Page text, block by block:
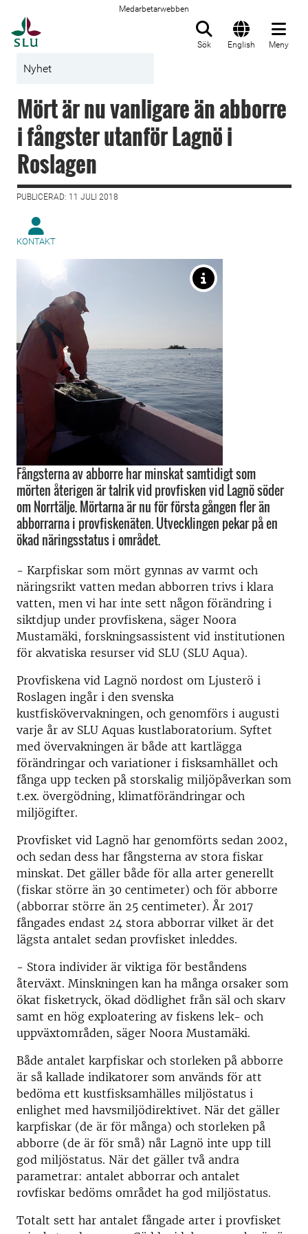
Medarbetarwebben
Sök English Meny
Nyhet
Mört är nu vanligare än abborre
i fångster utanför Lagnö i
Roslagen
PUBLICERAD: 11 JULI 2018
KONTAKT
Fångsterna av abborre har minskat samtidigt som
mörten återigen är talrik vid provfisken vid Lagnö söder
om Norrtälje. Mörtarna är nu för första gången fler än
abborrarna i provfiskenäten. Utvecklingen pekar på en
ökad näringsstatus i området.
- Karpfiskar som mört gynnas av varmt och
näringsrikt vatten medan abborren trivs i klara
vatten, men vi har inte sett någon förändring i
siktdjup under provfiskena, säger Noora
Mustamäki, forskningsassistent vid institutionen
för akvatiska resurser vid SLU (SLU Aqua).
Provfiskena vid Lagnö nordost om Ljusterö i
Roslagen ingår i den svenska
kustfiskövervakningen, och genomförs i augusti
varje år av SLU Aquas kustlaboratorium. Syftet
med övervakningen är både att kartlägga
förändringar och variationer i fisksamhället och
fånga upp tecken på storskalig miljöpåverkan som
t.ex. övergödning, klimatförändringar och
miljögifter.
Provfisket vid Lagnö har genomförts sedan 2002,
och sedan dess har fångsterna av stora fiskar
minskat. Det gäller både för alla arter generellt
(fiskar större än 30 centimeter) och för abborre
(abborrar större än 25 centimeter). År 2017
fångades endast 24 stora abborrar vilket är det
lägsta antalet sedan provfisket inleddes.
- Stora individer är viktiga för beståndens
återväxt. Minskningen kan ha många orsaker som
ökat fisketryck, ökad dödlighet från säl och skarv
samt en hög exploatering av fiskens lek- och
uppväxtområden, säger Noora Mustamäki.
Både antalet karpfiskar och storleken på abborre
är så kallade indikatorer som används för att
bedöma ett kustfisksamhälles miljöstatus i
enlighet med havsmiljödirektivet. När det gäller
karpfiskar (de är för många) och storleken på
abborre (de är för små) når Lagnö inte upp till
god miljöstatus. När det gäller två andra
parametrar: antalet abborrar och antalet
rovfiskar bedöms området ha god miljöstatus.
Totalt sett har antalet fångade arter i provfisket